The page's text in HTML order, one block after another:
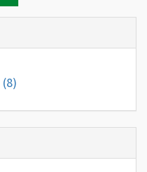
(8)